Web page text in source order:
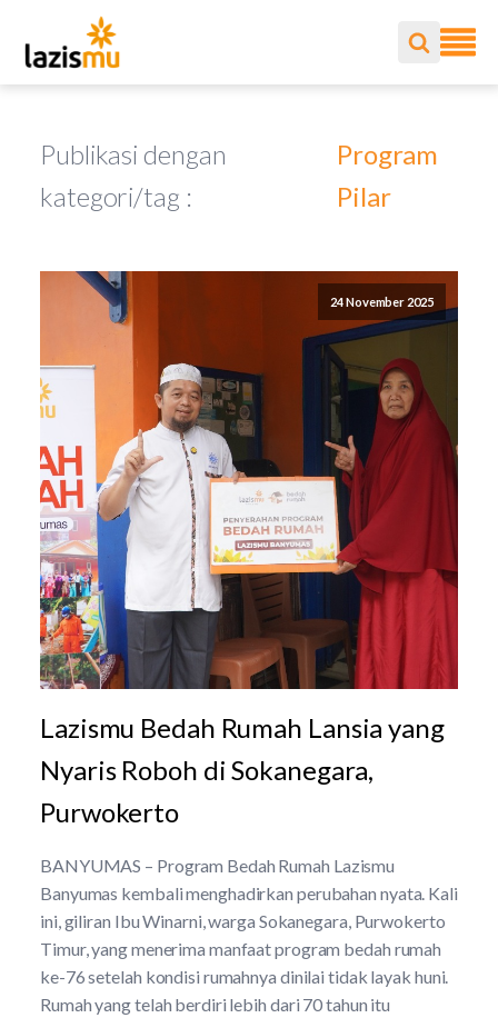
Publikasi dengan
kategori/tag :
Program
Pilar
24 November 2025
Lazismu Bedah Rumah Lansia yang
Nyaris Roboh di Sokanegara,
Purwokerto
BANYUMAS – Program Bedah Rumah Lazismu
Banyumas kembali menghadirkan perubahan nyata. Kali
ini, giliran Ibu Winarni, warga Sokanegara, Purwokerto
Timur, yang menerima manfaat program bedah rumah
ke-76 setelah kondisi rumahnya dinilai tidak layak huni.
Rumah yang telah berdiri lebih dari 70 tahun itu